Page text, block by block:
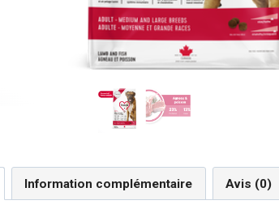
Information complémentaire Avis (0)